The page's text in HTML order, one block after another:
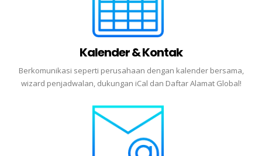
Kalender & Kontak
Berkomunikasi seperti perusahaan dengan kalender bersama,
wizard penjadwalan, dukungan iCal dan Daftar Alamat Global!